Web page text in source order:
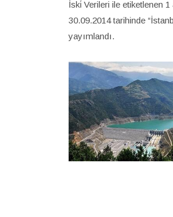
İski̇ Verileri ile etiketlenen
30.09.2014 tarihinde
yayımlandı.